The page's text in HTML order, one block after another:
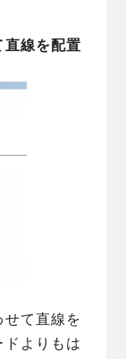
直線を配置
て直線を
よりもは